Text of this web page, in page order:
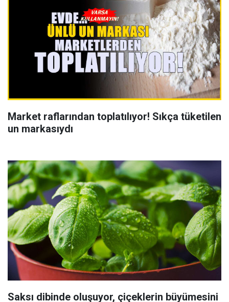
Market raflarından toplatılıyor! Sıkça tüketilen
un markasıydı
Saksı dibinde oluşuyor, çiçeklerin büyümesini